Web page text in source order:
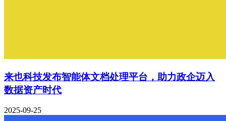
来也科技发布智能体文档处理平台，助力政企迈入
数据资产时代
2025-09-25